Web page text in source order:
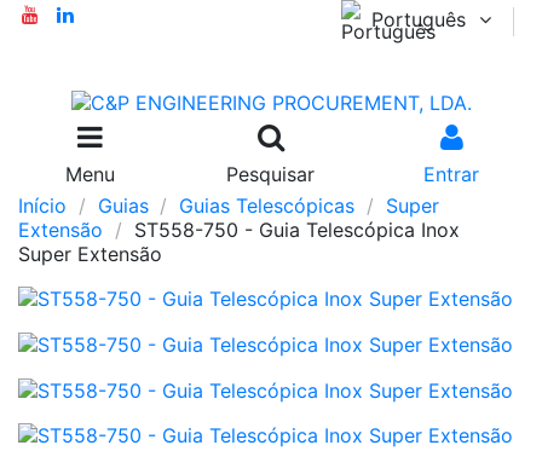
Português
Menu Pesquisar
Entrar
Início
Guias Guias Telescópicas
Super
Extensão
ST558-750 - Guia Telescópica Inox
Super Extensão